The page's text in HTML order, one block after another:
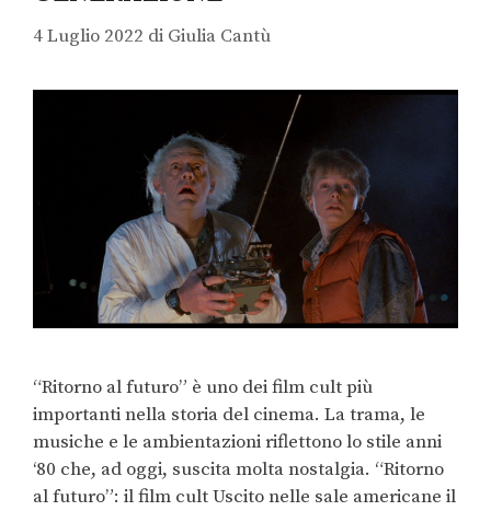
4 Luglio 2022 di Giulia Cantù
“Ritorno al futuro” è uno dei film cult più
importanti nella storia del cinema. La trama, le
musiche e le ambientazioni riflettono lo stile anni
‘80 che, ad oggi, suscita molta nostalgia. “Ritorno
al futuro”: il film cult Uscito nelle sale americane il